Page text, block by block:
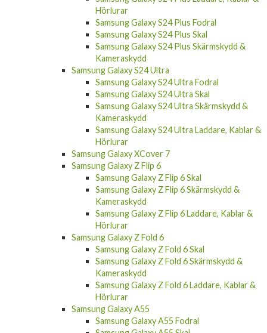
Hörlurar
Samsung Galaxy S24 Plus Fodral
Samsung Galaxy S24 Plus Skal
Samsung Galaxy S24 Plus Skärmskydd &
Kameraskydd
Samsung Galaxy S24 Ultra
Samsung Galaxy S24 Ultra Fodral
Samsung Galaxy S24 Ultra Skal
Samsung Galaxy S24 Ultra Skärmskydd &
Kameraskydd
Samsung Galaxy S24 Ultra Laddare, Kablar &
Hörlurar
Samsung Galaxy XCover 7
Samsung Galaxy Z Flip 6
Samsung Galaxy Z Flip 6 Skal
Samsung Galaxy Z Flip 6 Skärmskydd &
Kameraskydd
Samsung Galaxy Z Flip 6 Laddare, Kablar &
Hörlurar
Samsung Galaxy Z Fold 6
Samsung Galaxy Z Fold 6 Skal
Samsung Galaxy Z Fold 6 Skärmskydd &
Kameraskydd
Samsung Galaxy Z Fold 6 Laddare, Kablar &
Hörlurar
Samsung Galaxy A55
Samsung Galaxy A55 Fodral